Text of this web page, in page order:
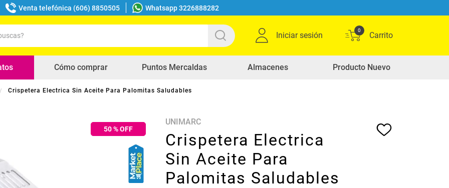
Venta telefónica (606) 8850505 Whatsapp 3226888282
Iniciar sesión
0
Cómo comprar Puntos Mercaldas Almacenes Producto Nuevo
Crispetera Electrica Sin Aceite Para Palomitas Saludables
50% OFF
UNIMARC
Crispetera Electrica
Sin Aceite Para
Palomitas Saludables
buscados